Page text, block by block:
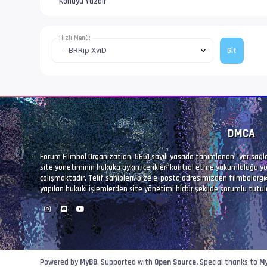
Hızlı Menü:
DMCA
Forum Filmbol Organization, 5651 sayılı yasada tanımlanan "yer
site yönetiminin hukuka aykırı içerikleri kontrol etme yükümlülüğü
çalışmaktadır. Telif sahipleri, bize e-posta adresimizden
yapılan hukuki işlemlerden site yönetimi hiçbir şekilde sorumlu
Powered by MyBB. Supported with Open Source.Special thanks to